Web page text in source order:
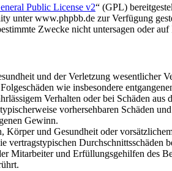
Public License v2“ (GPL)
unter www.phpbb.de zur Verfügung
Zwecke nicht untersagen oder
und der Verletzung wesentlicher
wie insbesondere
Verhalten oder bei Schäden
vorhersehbaren Schäden
Gewinn.
und Gesundheit oder
Mitarbeiter und Erfüllungsgehilfen des